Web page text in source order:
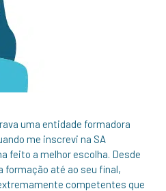
uma entidade formadora
me inscrevi na SA
feito a melhor escolha. Desde
formação até ao seu final,
competentes que